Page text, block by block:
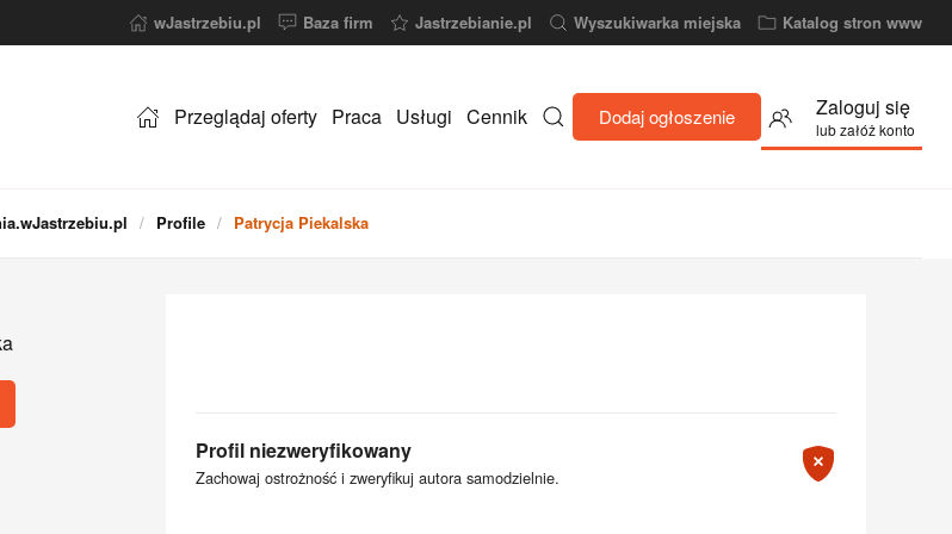
wJastrzebiu.pl Baza firm Jastrzebianie.pl Wyszukiwarka miejska Katalog stron www
Przeglądaj oferty Praca Usługi Cennik Dodaj ogłoszenie Zaloguj się
lub załóż konto
Profile Patrycja Piekalska
Profil niezweryfikowany
Zachowaj ostrożność i zweryfikuj autora samodzielnie.